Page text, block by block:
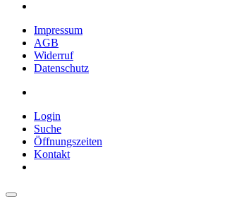
Impressum
AGB
Widerruf
Datenschutz
Login
Suche
Öffnungszeiten
Kontakt